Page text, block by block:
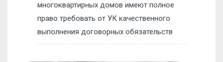
многоквартирных домов имеют полное
право требовать от УК качественного
выполнения договорных обязательств